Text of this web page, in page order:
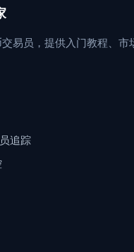
易员，提供入门教程、市
追踪